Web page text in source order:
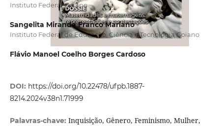
Instituto Federal Goiano
Sangelita Miranda Franco Mariano
Instituto Federal de Educação, Ciência e Tecnologia Goiano
Flávio Manoel Coelho Borges Cardoso
DOI: https://doi.org/10.22478/ufpb.1887-
8214.2024v38n1.71999
Palavras-chave: Inquisição, Gênero, Feminismo, Mulher,